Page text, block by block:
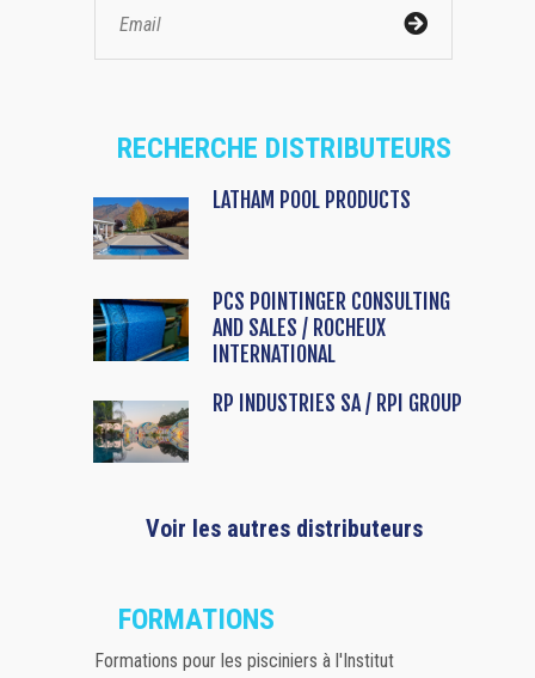
RECHERCHE DISTRIBUTEURS
LATHAM POOL PRODUCTS
PCS POINTINGER CONSULTING
AND SALES / ROCHEUX
INTERNATIONAL
RP INDUSTRIES SA / RPI GROUP
Voir les autres distributeurs
FORMATIONS
Formations pour les pisciniers à l'Institut